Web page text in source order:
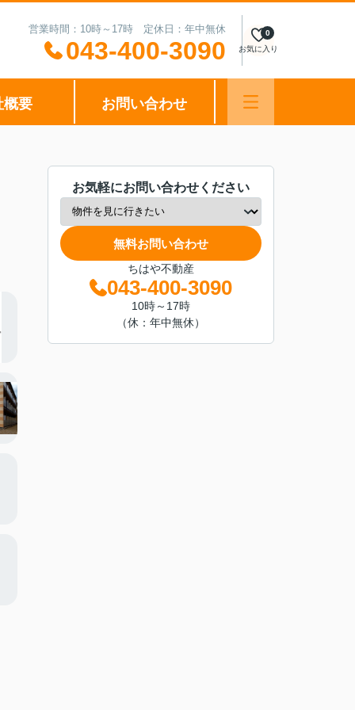
営業時間：10時～17時 定休日：年中無休
043-400-3090 お気に入り
0
概要 お問い合わせ
お気軽にお問い合わせください
無料お問い合わせ
ちはや不動産
043-400-3090
10時～17時
（休：年中無休）